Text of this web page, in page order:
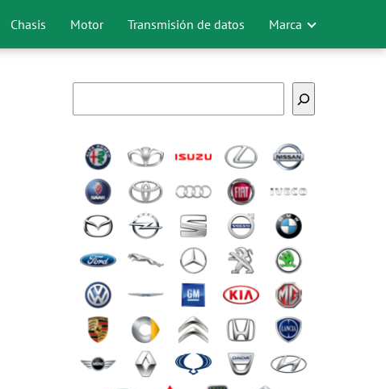
Chasis Motor Transmisión de datos Marca